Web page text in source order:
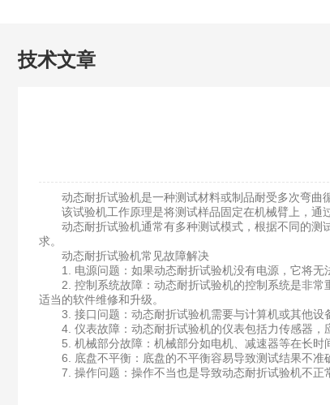
技术文章
动态耐折试验机是一种测试材料或制品耐受多次弯曲
该试验机工作原理是将测试样品固定在机械臂上，通过
动态耐折试验机通常有多种测试模式，根据不同的测
求。
动态耐折试验机常见故障解决
1. 电源问题：如果动态耐折试验机没有电源，它将无
2. 控制系统故障：动态耐折试验机的控制系统是非常
适当的软件维修和升级。
3. 接口问题：动态耐折试验机需要与计算机或其他设
4. 仪表故障：动态耐折试验机的仪表包括力传感器，
5. 机械部分故障：机械部分如电机、减速器等在长时
6. 底盘不平衡：底盘的不平衡容易导致测试结果不准
7. 操作问题：操作不当也是导致动态耐折试验机不正